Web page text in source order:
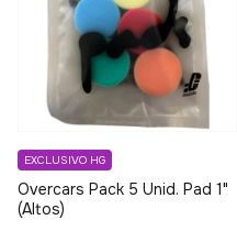
Overcars Pack 5 Unid. Pad 1"
(Altos)
EXCLUSIVO HG